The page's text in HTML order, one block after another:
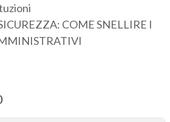
COME SNELLIRE I